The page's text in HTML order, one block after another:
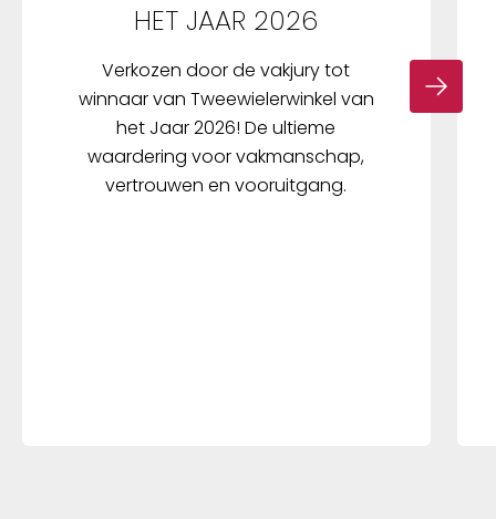
HET JAAR 2026
Verkozen door de vakjury tot
winnaar van Tweewielerwinkel van
het Jaar 2026! De ultieme
waardering voor vakmanschap,
vertrouwen en vooruitgang.